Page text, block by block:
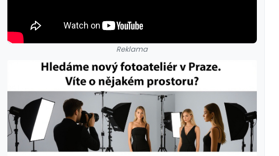
Reklama